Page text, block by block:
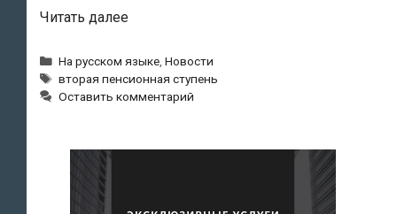
Читать далееВторая
ступень
в
Эстонии
Рубрики
На русском языке ,Новости
Метки
вторая пенсионная ступень
Оставить комментарий